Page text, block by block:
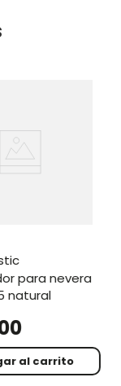
natural
al carrito